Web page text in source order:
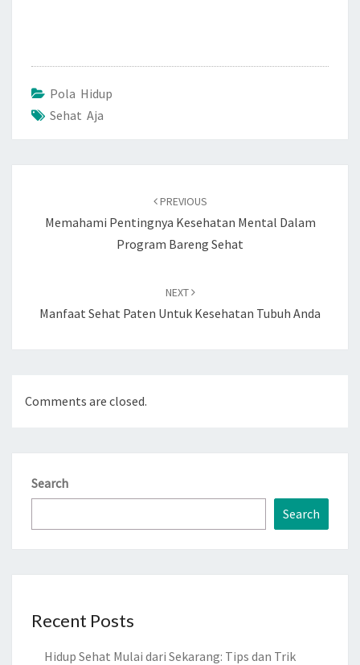
Pola Hidup
Sehat Aja
PREVIOUS
Memahami Pentingnya Kesehatan Mental Dalam
Program Bareng Sehat
NEXT
Manfaat Sehat Paten Untuk Kesehatan Tubuh Anda
Comments are closed.
Search
Search
Recent Posts
Hidup Sehat Mulai dari Sekarang: Tips dan Trik